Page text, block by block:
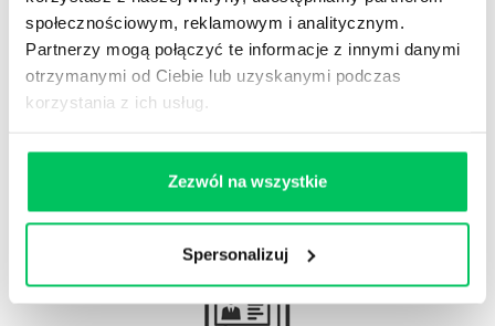
społecznościowym, reklamowym i analitycznym.
Partnerzy mogą połączyć te informacje z innymi danymi
otrzymanymi od Ciebie lub uzyskanymi podczas
korzystania z ich usług.
Zezwól na wszystkie
Spersonalizuj
obszaru HR.
Artykuły eksperckie
Artykuły związane ze szkoleniami eksperckimi.